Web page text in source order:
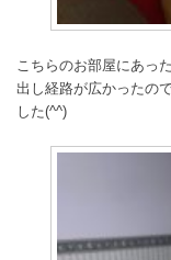
こちらのお部屋にあっ
出し経路が広かったの
した(^^)